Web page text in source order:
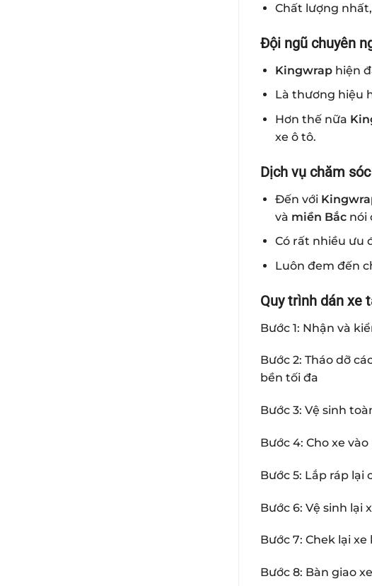
Chất lượng
Đội ngũ chuyên
Kingwraphiện
Là thương hiệu
Hơn thế nữa
xe ô tô.
Dịch vụ chăm
Đến với
và miền Bắcnói
Có rất nhiều ưu
Luôn đem đến
Quy trình dán xe
Bước 1: Nhận và
Bước 2: Tháo dỡ
bền tối đa
Bước 3: Vệ sinh
Bước 4: Cho xe
Bước 5: Lắp ráp lại
Bước 6: Vệ sinh lại
Bước 7: Chek lại
Bước 8: Bàn giao